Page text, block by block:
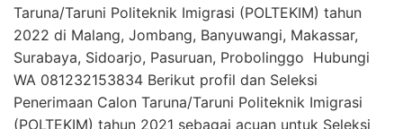
Taruna/Taruni Politeknik Imigrasi (POLTEKIM) tahun
2022 di Malang, Jombang, Banyuwangi, Makassar,
Surabaya, Sidoarjo, Pasuruan, Probolinggo Hubungi
WA 081232153834 Berikut profil dan Seleksi
Penerimaan Calon Taruna/Taruni Politeknik Imigrasi
(POLTEKIM) tahun 2021 sebagai acuan untuk Seleksi